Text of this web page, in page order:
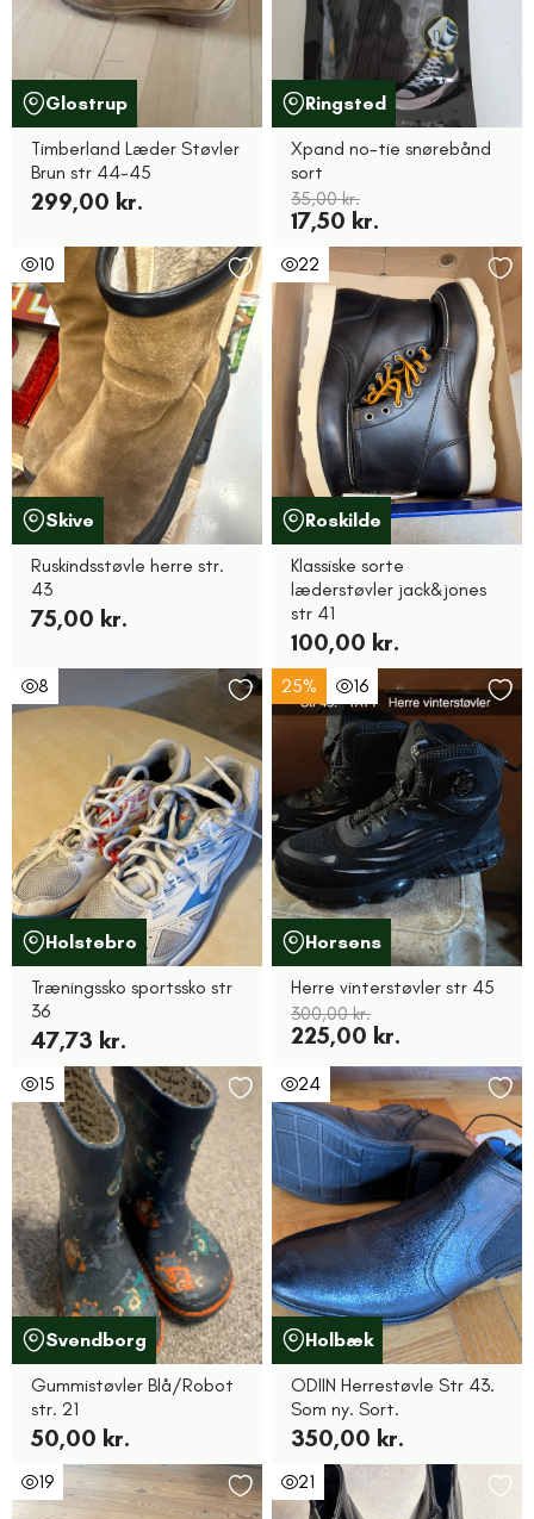
Glostrup
Timberland Læder Støvler
Brun str 44-45
299,00 kr.
Ringsted
Xpand no-tie snørebånd
sort
35,00 kr.
17,50 kr.
10
Skive
Ruskindsstøvle herre str.
43
75,00 kr.
22
Roskilde
Klassiske sorte
læderstøvler jack&jones
str 41
100,00 kr.
8
Holstebro
Træningssko sportssko str
36
47,73 kr.
25% 16
Horsens
Herre vinterstøvler str 45
300,00 kr.
225,00 kr.
15
Svendborg
Gummistøvler Blå/Robot
str. 21
50,00 kr.
24
Holbæk
ODIIN Herrestøvle Str 43.
Som ny. Sort.
350,00 kr.
19 21